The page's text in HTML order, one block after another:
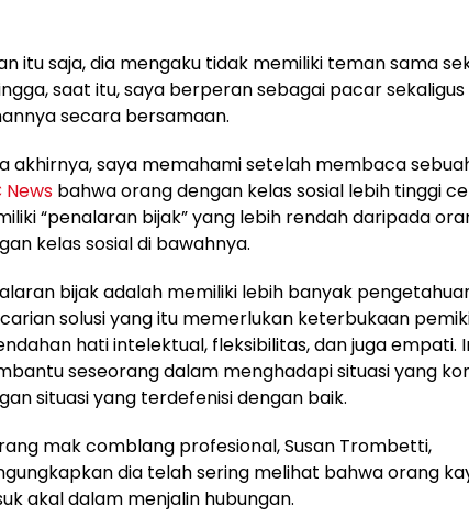
itu saja, dia mengaku tidak memiliki teman sama
saat itu, saya berperan sebagai pacar sekaligus
secara bersamaan.
akhirnya, saya memahami setelah membaca
News bahwa orang dengan kelas sosial lebih tinggi
“penalaran bijak” yang lebih rendah daripada
kelas sosial di bawahnya.
bijak adalah memiliki lebih banyak
solusi yang itu memerlukan keterbukaan
hati intelektual, fleksibilitas, dan juga empati.
seseorang dalam menghadapi situasi yang
situasi yang terdefenisi dengan baik.
mak comblang profesional, Susan Trombetti,
dia telah sering melihat bahwa orang
akal dalam menjalin hubungan.